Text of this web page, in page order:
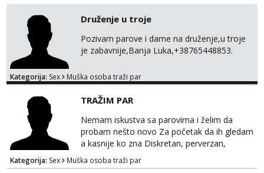
tel:0,93€ - mob:1,12€ min
Druženje u troje
Pozivam parove i dame na druženje,u troje
je zabavnije,Banja Luka,+38765448853.
Kategorija: Sex Muška osoba traži par
TRAŽIM PAR
Nemam iskustva sa parovima i želim da
probam nešto novo Za početak da ih gledam
a kasnije ko zna Diskretan, perverzan,
korektan. Solo muškarci me ne zanimaju!!!
Prednost Banjaluka Telegram @Dekster98
Kategorija: Sex Muška osoba traži par